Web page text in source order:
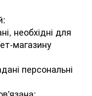
необхідні для
магазину
персональні